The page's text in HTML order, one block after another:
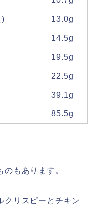
) 13.0g
14.5g
19.5g
22.5g
39.1g
85.5g
もあります。
クリスピーとチキン